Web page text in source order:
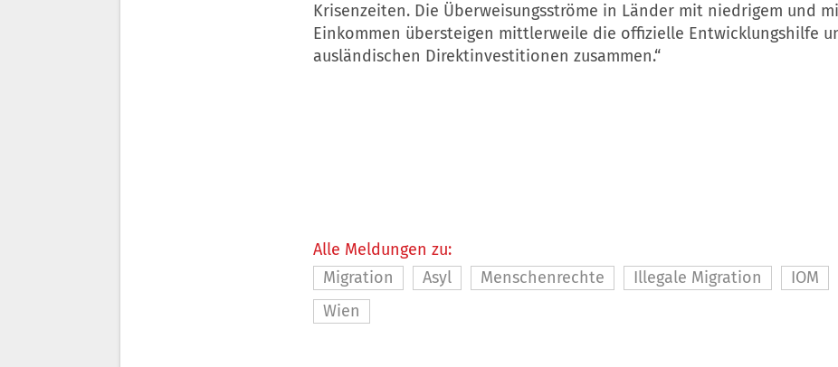
Krisenzeiten. Die Überweisungsströme in Länder mit niedrigem und
Einkommen übersteigen mittlerweile die offizielle Entwicklungshilfe
ausländischen Direktinvestitionen zusammen.“
Alle Meldungen zu:
Migration
Asyl Menschenrechte Illegale Migration IOM
Wien